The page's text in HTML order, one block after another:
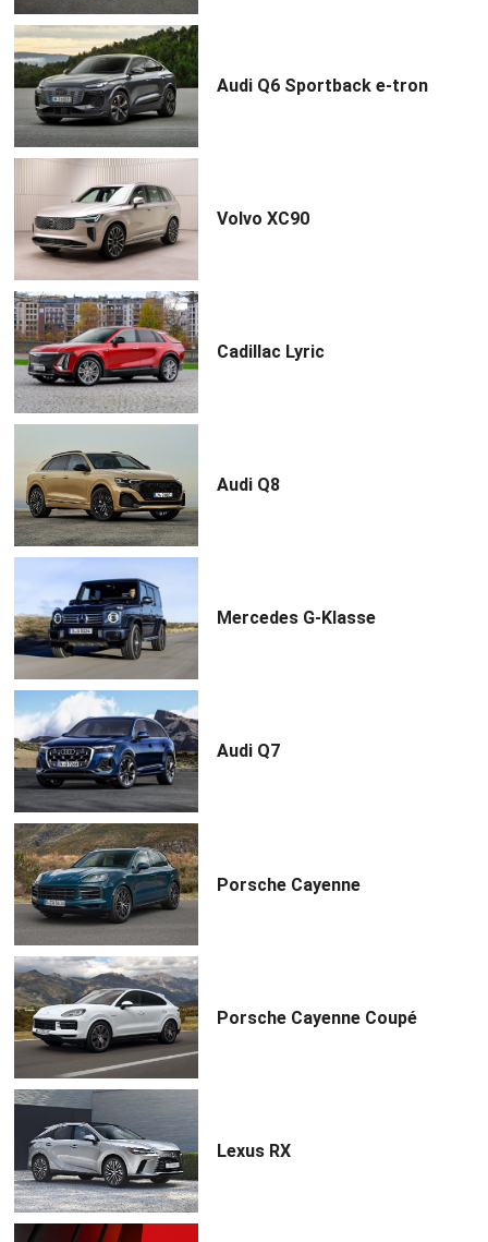
Audi Q6 Sportback e-tron
Volvo XC90
Cadillac Lyric
Audi Q8
Mercedes G-Klasse
Audi Q7
Porsche Cayenne
Porsche Cayenne Coupé
Lexus RX